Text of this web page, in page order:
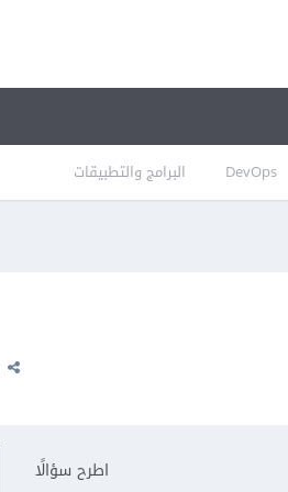
DevOps البرامج والتطبيقات
اطرح سؤالًا